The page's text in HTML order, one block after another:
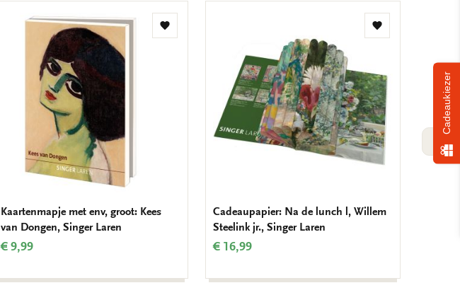
Toevoegen
Kaartenmapje met env, groot: Kees
van Dongen, Singer Laren
€ 9,99
Toevoegen
Cadeaupapier: Na de lunch l, Willem
Steelink jr., Singer Laren
€ 16,99
Cadeaukiezer